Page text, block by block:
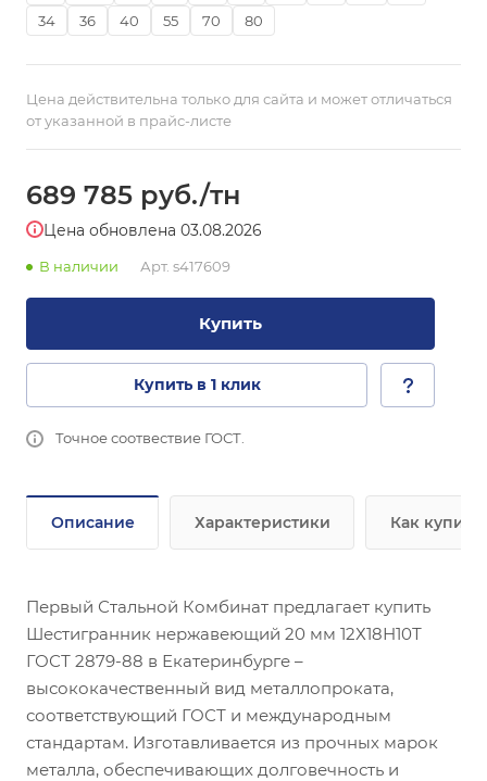
34
36 40 55 70 80
Цена действительна только для сайта и может отличаться
от указанной в прайс-листе
689 785 руб./тн
Цена обновлена 03.08.2026
В наличии Арт. s417609
Купить
Купить в 1 клик
Точное соотвествие ГОСТ.
Описание Характеристики Как купить
Первый Стальной Комбинат предлагает купить
Шестигранник нержавеющий 20 мм 12Х18Н10Т
ГОСТ 2879-88 в Екатеринбурге –
высококачественный вид металлопроката,
соответствующий ГОСТ и международным
стандартам. Изготавливается из прочных марок
металла, обеспечивающих долговечность и